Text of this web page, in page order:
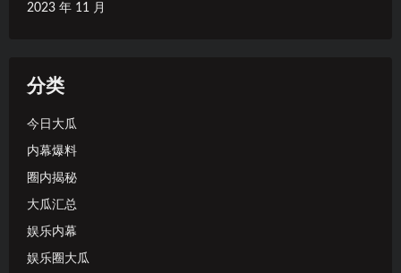
2023 年 11 月
分类
今日大瓜
内幕爆料
圈内揭秘
大瓜汇总
娱乐内幕
娱乐圈大瓜